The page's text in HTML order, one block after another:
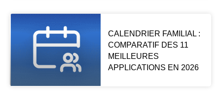
CALENDRIER FAMILIAL :
COMPARATIF DES 11
MEILLEURES
APPLICATIONS EN 2026